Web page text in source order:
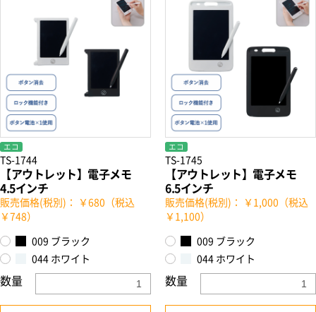
エコ
TS-1744
【アウトレット】電子メモ
4.5インチ
販売価格(税別)： ￥680（税込
￥748）
009 ブラック
044 ホワイト
数量
エコ
TS-1745
【アウトレット】電子メモ
6.5インチ
販売価格(税別)： ￥1,000（税込
￥1,100）
009 ブラック
044 ホワイト
数量